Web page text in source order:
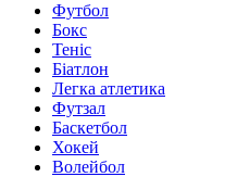
Футбол
Бокс
Теніс
Біатлон
Легка атлетика
Футзал
Баскетбол
Хокей
Волейбол